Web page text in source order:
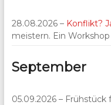
28.08.2026 – Konflikt?
meistern. Ein
September
05.09.2026 – Frühstück